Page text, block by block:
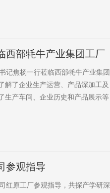
西部牦牛产业集团工厂
记焦杨一行莅临西部牦牛产业集团
解了企业生产运营、产品深加工及
生产车间、企业历史和产品展示等
参观指导
红原工厂参观指导，共探产学研深